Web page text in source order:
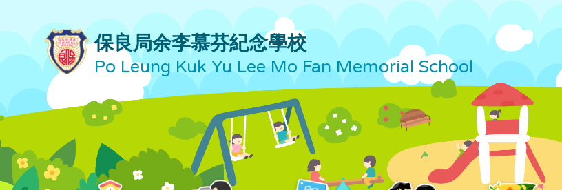
保良局余李慕芬紀念學校
Po Leung Kuk Yu Lee Mo Fan Memorial School